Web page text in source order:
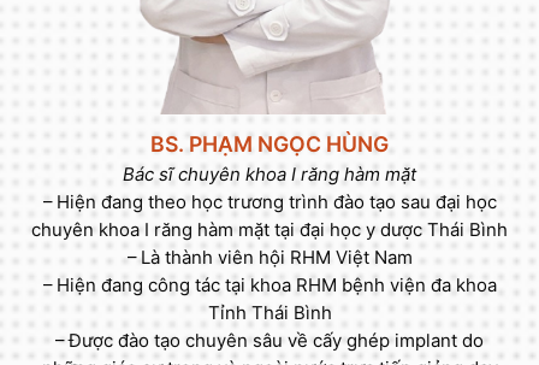
BS. PHẠM NGỌC HÙNG
Bác sĩ chuyên khoa I răng hàm mặt
– Hiện đang theo học trương trình đào tạo sau đại học
chuyên khoa I răng hàm mặt tại đại học y dược Thái Bình
– Là thành viên hội RHM Việt Nam
– Hiện đang công tác tại khoa RHM bệnh viện đa khoa
Tỉnh Thái Bình
– Được đào tạo chuyên sâu về cấy ghép implant do